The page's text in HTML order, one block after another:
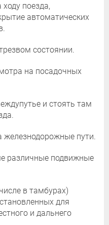
поезда,
автоматических
состоянии.
на посадочных
и стоять там
пути.
различные подвижные
в тамбурах)
для
и дальнего